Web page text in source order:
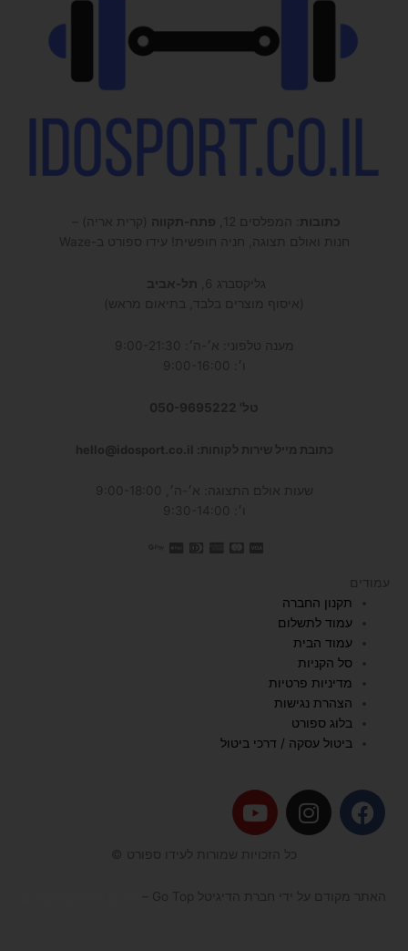
כתובות : המפלסים 12, פתח-תקווה (קרית אריה) –
חנות ואולם תצוגה, חניה חופשית! עידו ספורט ב-Waze
גליקסברג 6,
תל-אביב
(איסוף מוצרים בלבד, בתיאום מראש)
מענה טלפוני: א׳-ה׳: 9:00-21:30
טל' 050-9695222
כתובת מייל שירות לקוחות: hello@idosport.co.il
שעות אולם התצוגה: א׳-ה׳, 9:00-18:00
עמודים
תקנון החברה
עמוד לתשלום
עמוד הבית
סל הקניות
מדיניות פרטיות
הצהרת נגישות
בלוג ספורט
ביטול עסקה / דרכי ביטול
F
a
b
I
n
a
Y
o
u
u
כל הזכויות שמורות לעידו ספורט ©
האתר מקודם על ידי חברת הדיגיטל Go Top –